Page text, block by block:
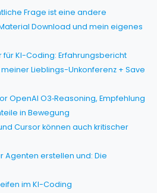
Frage ist eine andere
Download und mein eigenes
KI-Coding: Erfahrungsbericht
meiner Lieblings-Unkonferenz + Save
OpenAI O3‑Reasoning, Empfehlung
in Bewegung
Cursor können auch kritischer
Agenten erstellen und: Die
im KI-Coding